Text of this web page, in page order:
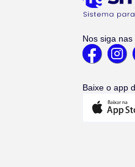
Nos siga
Baixe o app